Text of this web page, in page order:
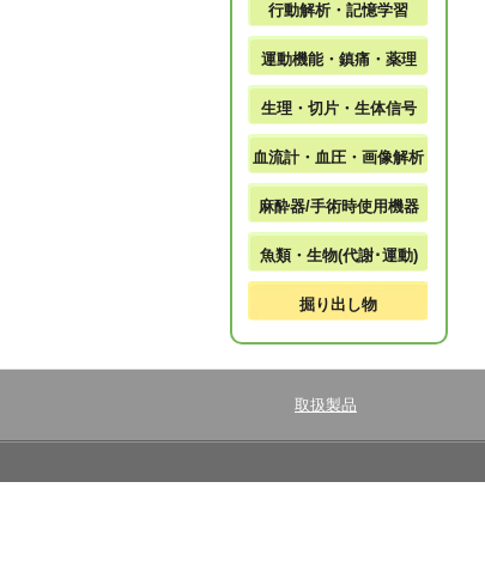
行動解析・記憶学習
運動機能・鎮痛・薬理
生理・切片・生体信号
血流計・血圧・画像解析
麻酔器/手術時使用機器
魚類・生物(代謝･運動)
掘り出し物
取扱製品